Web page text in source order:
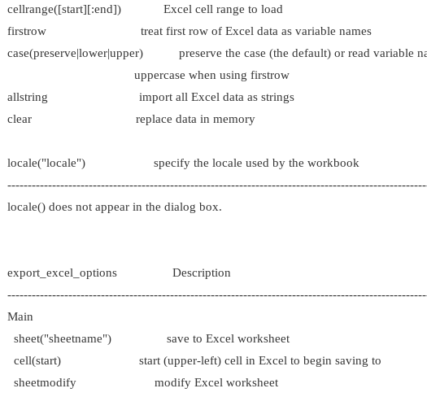
cellrange([start][:end]) Excel cell range to load
firstrow treat first row of Excel data as variable names
case(preserve|lower|upper) preserve the case (the default) or read variable
uppercase when using firstrow
allstring import all Excel data as strings
clear replace data in memory
locale("locale") specify the locale used by the workbook
locale() does not appear in the dialog box.
export_excel_options Description
Main
sheet("sheetname") save to Excel worksheet
cell(start) start (upper-left) cell in Excel to begin saving to
sheetmodify modify Excel worksheet